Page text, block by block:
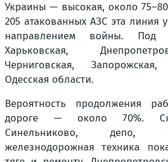
Украины — высокая, около
205 атакованных АЗС эта линия
направлением войны. Под
Харьковская,
Черниговская,
Одесская области.
Вероятность продолжения
дороге — около 70%.
Синельниково, депо,
железнодорожная техника